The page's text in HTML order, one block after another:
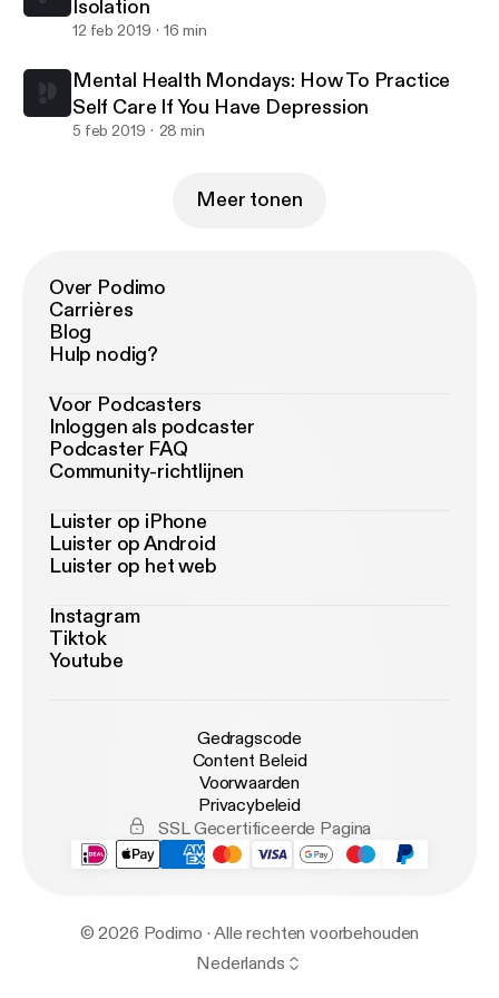
Isolation
12 feb 2019 16 min
Mental Health Mondays: How To Practice
Self Care If You Have Depression
5 feb 2019 28 min
Meer tonen
Over Podimo
Carrières
Blog
Hulp nodig?
Voor Podcasters
Inloggen als podcaster
Podcaster FAQ
Community-richtlijnen
Luister op iPhone
Luister op Android
Luister op het web
Instagram
Tiktok
Youtube
Gedragscode
Content Beleid
Voorwaarden
Privacybeleid
SSL Gecertificeerde Pagina
© 2026 Podimo · Alle rechten voorbehouden
Nederlands